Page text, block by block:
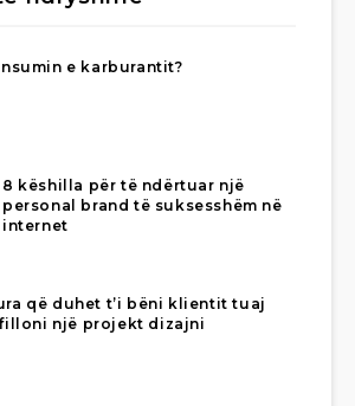
e karburantit?
8 këshilla për të ndërtuar një
personal brand të suksesshëm në
internet
që duhet t’i bëni klientit tuaj
një projekt dizajni